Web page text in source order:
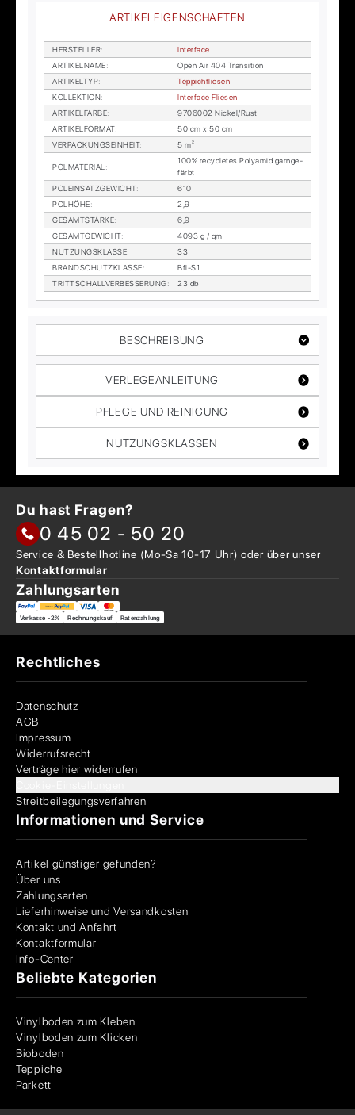
ARTIKELEIGENSCHAFTEN
HER­STEL­LER:
In­ter­face
AR­TI­KEL­NA­ME:
Open Air 404 Tran­si­ti­on
AR­TI­KEL­TYP:
Tep­pich­flie­sen
KOL­LEK­TI­ON:
In­ter­face Flie­sen
AR­TI­KEL­FAR­BE:
9706002 Ni­ckel/Rust
AR­TI­KEL­FOR­MAT:
50 cm x 50 cm
VER­PA­CKUNGS­EIN­HEIT: 5 m²
POL­MA­TE­RI­AL :
100% re­cy­cle­tes Po­ly­amid garn­ge­
färbt
POL­EIN­SATZ­GE­WICHT:
610
POL­HÖ­HE:
2,9
GE­SAMT­STÄR­KE:
6,9
GE­SAMT­GE­WICHT:
4093 g / qm
NUT­ZUNGS­KLAS­SE:
33
BRAND­SCHUTZ­KLAS­SE:
Bfl-S1
TRITT­SCHALL­VER­BES­SE­RUNG: 23 db
BESCHREIBUNG
VERLEGEANLEITUNG
PFLEGE UND REINIGUNG
NUTZUNGSKLASSEN
Du hast Fragen?
0 45 02 - 50 20
Service & Bestellhotline (Mo-Sa 10-17 Uhr) oder überunser
Kontaktformular
Zahlungsarten
Vorkasse -2% Rechnungskauf Ratenzahlung
Rechtliches
Datenschutz
AGB
Impressum
Widerrufsrecht
Verträge hier widerrufen
Streitbeilegungsverfahren
Informationen und Service
Artikel günstiger gefunden?
Über uns
Zahlungsarten
Lieferhinweise und Versandkosten
Kontakt und Anfahrt
Kontaktformular
Info-Center
Beliebte Kategorien
Vinylboden zum Kleben
Vinylboden zum Klicken
Bioboden
Teppiche
Parkett